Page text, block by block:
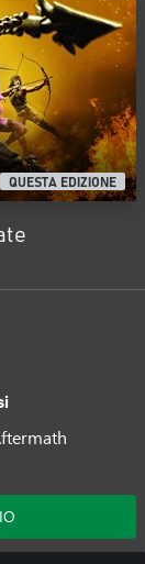
QUESTA EDIZIONE